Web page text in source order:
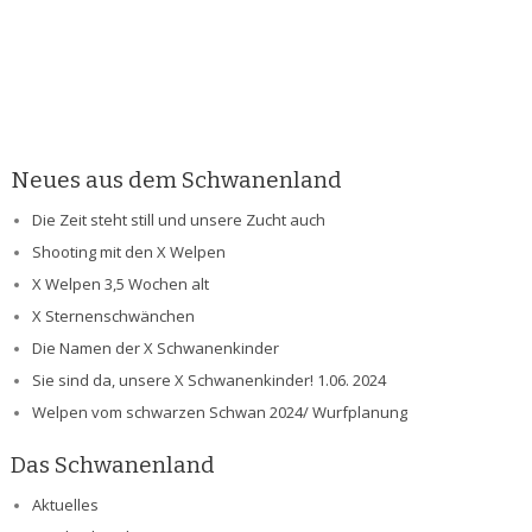
Neues aus dem Schwanenland
Die Zeit steht still und unsere Zucht auch
Shooting mit den X Welpen
X Welpen 3,5 Wochen alt
X Sternenschwänchen
Die Namen der X Schwanenkinder
Sie sind da, unsere X Schwanenkinder! 1.06. 2024
Welpen vom schwarzen Schwan 2024/ Wurfplanung
Das Schwanenland
Aktuelles